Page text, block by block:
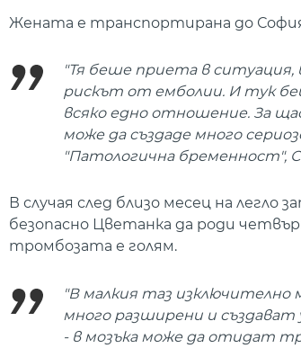
Жената е транспортирана до София
"Тя беше приета в ситуация,
рискът от емболии. И тук
всяко едно отношение. За
може да създаде много
"Патологична бременност",
В случая след близо месец на легло
безопасно Цветанка да роди
тромбозата е голям.
"В малкия таз изключително
много разширени и създават
- в мозъка може да отидат